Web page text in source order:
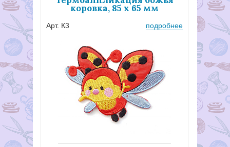
коровка, 85 х 65 мм
Арт. К3 подробнее